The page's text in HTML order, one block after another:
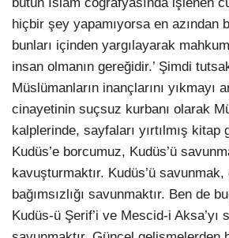
bütün İslam coğrafyasında işlenen
hiçbir şey yapamıyorsa en azından
bunları içinden yargılayarak
insan olmanın gereğidir.’ Şimdi
Müslümanların inançlarını yıkmayı
cinayetinin suçsuz kurbanı olarak
kalplerinde, sayfaları yırtılmış
Kudüs’e borcumuz, Kudüs’ü
kavuşturmaktır. Kudüs’ü
bağımsızlığı savunmaktır. Ben de
Kudüs-ü Şerif’i ve Mescid-i Aksa’yı